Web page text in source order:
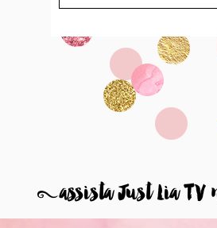
8assista Just Lia TV